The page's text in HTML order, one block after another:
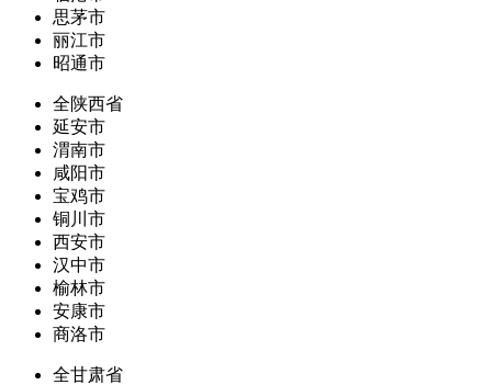
思茅市
丽江市
昭通市
全陕西省
延安市
渭南市
咸阳市
宝鸡市
铜川市
西安市
汉中市
榆林市
安康市
商洛市
全甘肃省